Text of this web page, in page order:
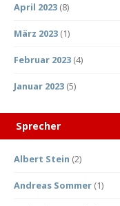
April 2023 (8)
März 2023 (1)
Februar 2023 (4)
Januar 2023 (5)
Sprecher
Albert Stein (2)
Andreas Sommer (1)